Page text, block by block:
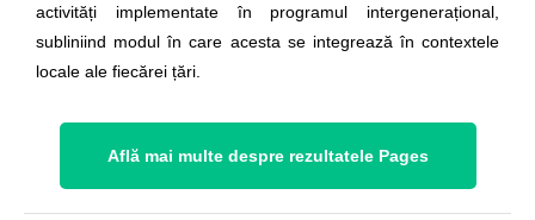
activități implementate în programul intergenerațional,
subliniind modul în care acesta se integrează în contextele
locale ale fiecărei țări.
Află mai multe despre rezultatele Pages